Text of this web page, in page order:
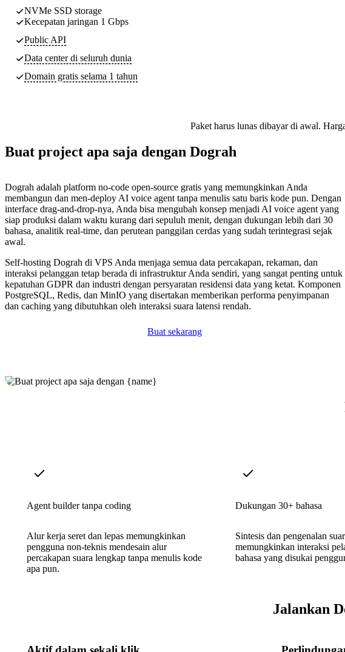
NVMe SSD storage
Kecepatan jaringan 1 Gbps
Public API
Data center di seluruh dunia
Domain gratis selama 1 tahun
Paket harus lunas dibayar di awal.
Buat project apa saja dengan Dograh
Dograh adalah platform no-code open-source gratis yang memungkinkan Anda
membangun dan men-deploy AI voice agent tanpa menulis satu baris kode pun. Dengan
interface drag-and-drop-nya, Anda bisa mengubah konsep menjadi AI voice agent yang
siap produksi dalam waktu kurang dari sepuluh menit, dengan dukungan lebih dari 30
bahasa, analitik real-time, dan perutean panggilan cerdas yang sudah terintegrasi sejak
awal.
Self-hosting Dograh di VPS Anda menjaga semua data percakapan, rekaman, dan
interaksi pelanggan tetap berada di infrastruktur Anda sendiri, yang sangat penting untuk
kepatuhan GDPR dan industri dengan persyaratan residensi data yang ketat. Komponen
PostgreSQL, Redis, dan MinIO yang disertakan memberikan performa penyimpanan
dan caching yang dibutuhkan oleh interaksi suara latensi rendah.
Buat sekarang
Agent builder tanpa coding
Alur kerja seret dan lepas memungkinkan
pengguna non-teknis mendesain alur
percakapan suara lengkap tanpa menulis kode
apa pun.
Dukungan 30+ bahasa
Sintesis dan pengenalan
memungkinkan interaksi
bahasa yang disukai
Jalankan